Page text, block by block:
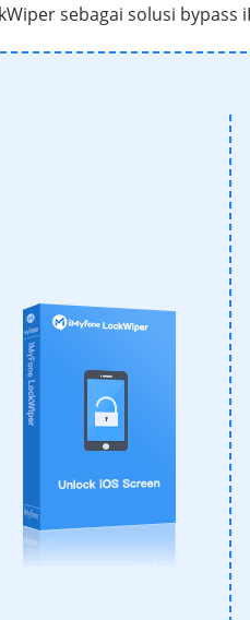
sebagai solusi bypass